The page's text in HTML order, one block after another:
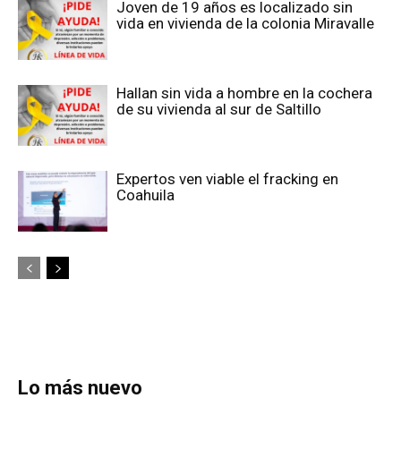
Joven de 19 años es localizado sin
vida en vivienda de la colonia Miravalle
Hallan sin vida a hombre en la cochera
de su vivienda al sur de Saltillo
Expertos ven viable el fracking en
Coahuila
Lo más nuevo